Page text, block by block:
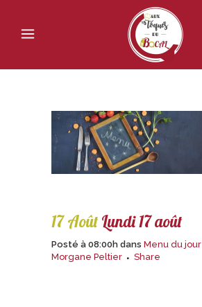
17 AoûtLundi 17 août
Posté à 08:00h dans Menu du jour
Morgane Peltier
Share